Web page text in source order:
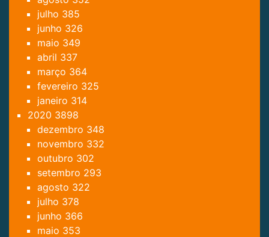
julho 385
junho 326
maio 349
abril 337
março 364
fevereiro 325
janeiro 314
2020 3898
dezembro 348
novembro 332
outubro 302
setembro 293
agosto 322
julho 378
junho 366
maio 353